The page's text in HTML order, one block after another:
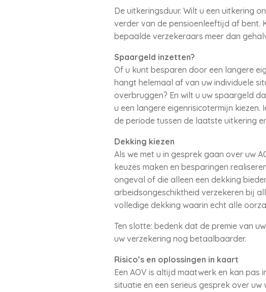
De uitkeringsduur. Wilt u een uitkering
verder van de pensioenleeftijd af bent.
bepaalde verzekeraars meer dan
Spaargeld inzetten?
Of u kunt besparen door een langere
hangt helemaal af van uw individuele
overbruggen? En wilt u uw spaargeld
u een langere eigenrisicotermijn
de periode tussen de laatste uitkering
Dekking kiezen
Als we met u in gesprek gaan over uw
keuzes maken en besparingen
ongeval of die alleen een dekking
arbeidsongeschiktheid verzekeren bij
volledige dekking waarin echt alle
Ten slotte: bedenk dat de premie van
uw verzekering nog betaalbaarder.
Risico’s en oplossingen in kaart
Een AOV is altijd maatwerk en kan pas
situatie en een serieus gesprek over